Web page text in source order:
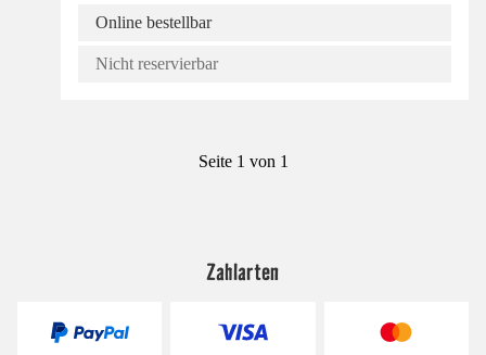
Online bestellbar
Nicht reservierbar
Seite 1 von 1
Zahlarten